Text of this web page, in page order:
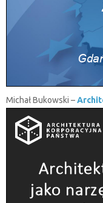
Michał Bukowski –